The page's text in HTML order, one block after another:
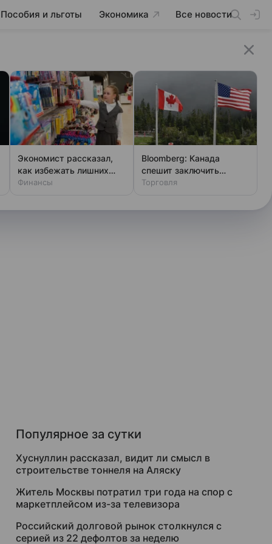
Пособия и льготы Экономика Все новости
Популярное за сутки
Хуснуллин рассказал, видит ли смысл в
строительстве тоннеля на Аляску
Житель Москвы потратил три года на спор с
маркетплейсом из-за телевизора
Российский долговой рынок столкнулся с
серией из 22 дефолтов за неделю
Экономист рассказал,
как избежать лишних
трат при сборах в школу
Финансы
Bloomberg: Канада
спешит заключить
торговое соглашение с
Торговля